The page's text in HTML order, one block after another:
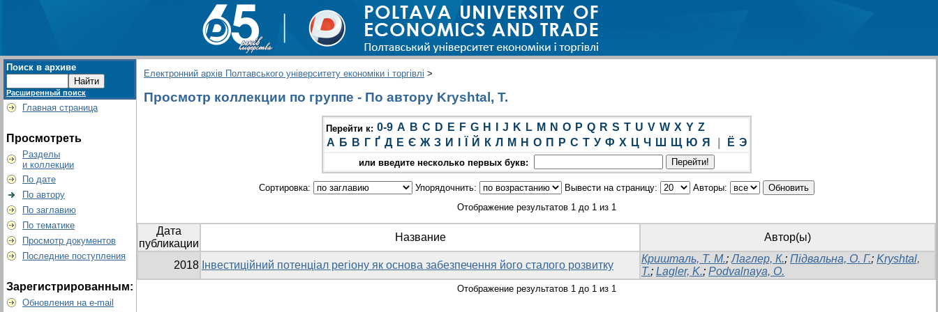
Поиск в архиве
Расширенный поиск
Главная страница
Просмотреть
Разделы
и коллекции
По дате
По автору
По заглавию
По тематике
Просмотр документов
Последние поступления
Зарегистрированным:
Обновления на e-mail
Електронний архів Полтавського університету економіки і торгівлі >
Просмотр коллекции по группе - По автору Kryshtal, T.
Перейти к: 0-9 A B C D E F G H J K L M N O P Q R S T U V W X Y Z
А Б В Г Ґ Д Е Є Ж З И Й К Л М Н О П Р С Т У Ф Х Ц Ч Ш Щ Ю Я Ё Э
или введите несколько первых букв:
Сортировка: Упорядочнить: Вывести на страницу:
Авторы:
Отображение результатов 1 до 1 из 1
Дата
публикации
Название Автор(ы)
2018 Інвестиційний потенціал регіону як основа забезпечення його сталого розвитку
Кришталь, Т. М.;Лаглер, К.; Підвальна, О. Г.; Kryshtal,
T.; Lagler, K.; Podvalnaya, O.
Отображение результатов 1 до 1 из 1